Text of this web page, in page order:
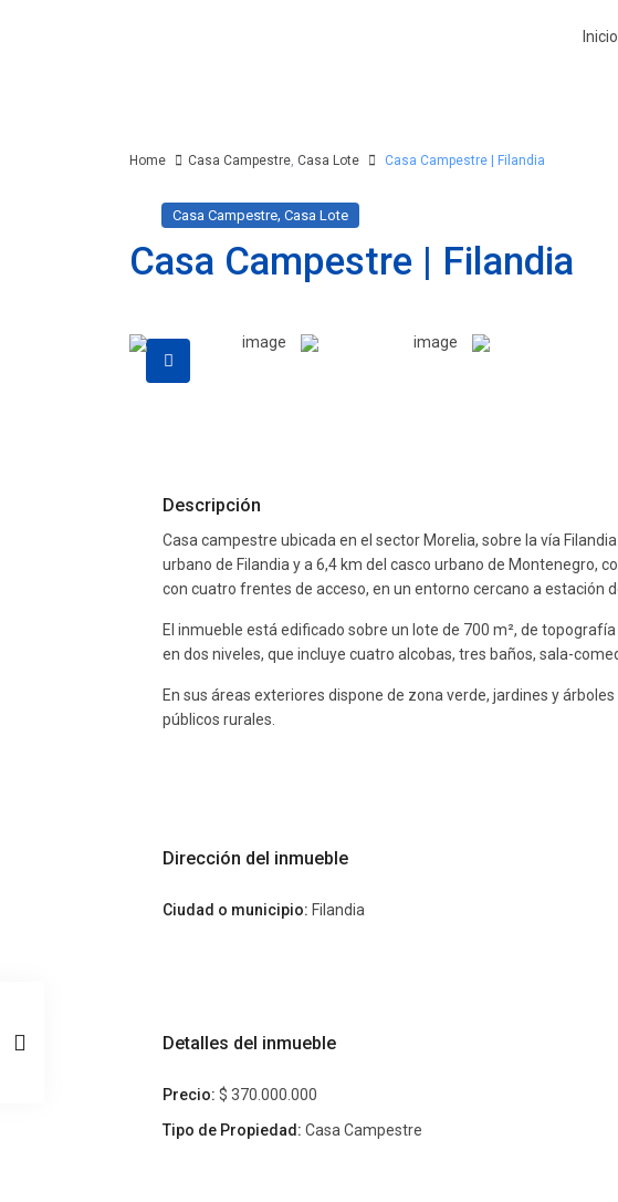
Inicio
Home Casa Campestre, Casa Lote Casa Campestre | Filandia
Casa Campestre, Casa Lote
Casa Campestre | Filandia
Descripción
Casa campestre ubicada en el sector Morelia, sobre la vía
urbano de Filandia y a 6,4 km del casco urbano de Montenegro,
con cuatro frentes de acceso, en un entorno cercano a estación
El inmueble está edificado sobre un lote de 700 m², de
en dos niveles, que incluye cuatro alcobas, tres baños, sala-
En sus áreas exteriores dispone de zona verde, jardines y
públicos rurales.
Dirección del inmueble
Ciudad o municipio: Filandia
Detalles del inmueble
Precio: $ 370.000.000
Tipo de Propiedad: Casa Campestre